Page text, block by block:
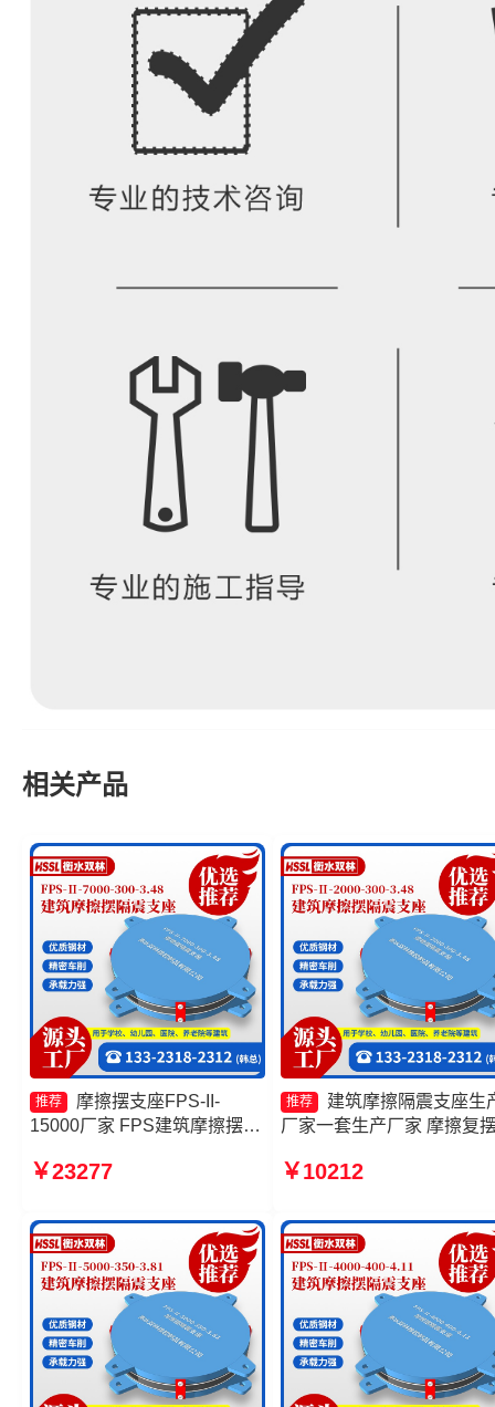
相关产品
推荐
摩擦摆支座FPS-II-
15000厂家 FPS建筑摩擦摆支
2000-350-3.81源头工厂 摩擦
4.11生产厂家
￥23277
推荐
建筑摩擦隔震支座生
厂家一套生产厂家 摩擦复
球型支座 摩擦摆隔震支座
￥10212